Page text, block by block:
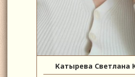
Катырева Светлана